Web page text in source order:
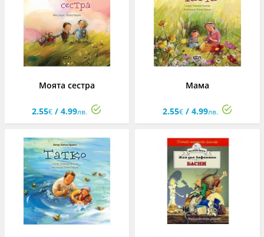
Моята сестра
2.55€ / 4.99лв.
Мама
2.55€/ 4.99лв.